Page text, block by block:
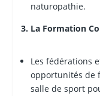
naturopathie.
3. La Formation
Les fédérations
opportunités de
salle de sport